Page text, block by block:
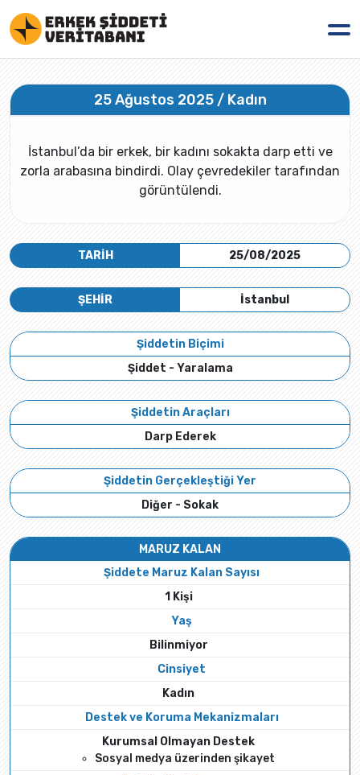
25 Ağustos 2025 / Kadın
İstanbul’da bir erkek, bir kadını sokakta darp etti ve
zorla arabasına bindirdi. Olay çevredekiler tarafından
görüntülendi.
TARİH 25/08/2025
İstanbul
ŞEHİR
Şiddetin Biçimi
Şiddet - Yaralama
Şiddetin Araçları
Darp Ederek
Şiddetin Gerçekleştiği Yer
Diğer - Sokak
MARUZ KALAN
Şiddete Maruz Kalan Sayısı
1 Kişi
Yaş
Bilinmiyor
Cinsiyet
Kadın
Destek ve Koruma Mekanizmaları
Kurumsal Olmayan Destek
Sosyal medya üzerinden şikayet